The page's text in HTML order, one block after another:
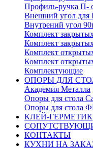
Профиль-ручка П-
Внешний угол для
Внутрений угол
Комплект
Комплект
Комплект
Комплект
Комплектующие
ОПОРЫ ДЛЯ
Академия Металла
Опоры для стола
Опоры для стола
КЛЕЙ-ГЕРМЕТИК
КОНТАКТЫ
КУХНИ НА